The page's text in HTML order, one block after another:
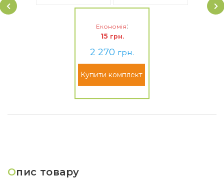
Економія:
15 грн.
2 270 грн.
Купити комплект
Опис товару